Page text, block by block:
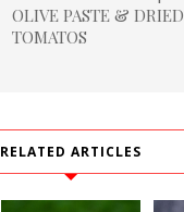
OLIVE PASTE & DRIED
TOMATOS
RELATED ARTICLES